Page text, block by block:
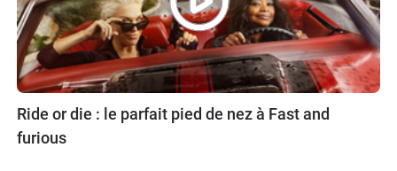
Ride or die : le parfait pied de nez à Fast and
furious